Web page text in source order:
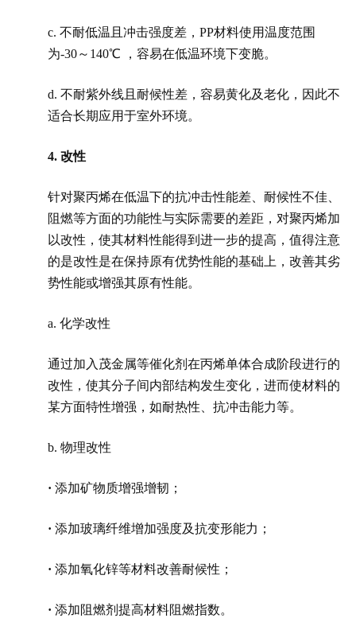
c. 不耐低温且冲击强度差，PP材料使用温度范围
为-30～140℃ ，容易在低温环境下变脆。
d. 不耐紫外线且耐候性差，容易黄化及老化，因此不
适合长期应用于室外环境。
4. 改性
针对聚丙烯在低温下的抗冲击性能差、耐候性不佳、
阻燃等方面的功能性与实际需要的差距，对聚丙烯加
以改性，使其材料性能得到进一步的提高，值得注意
的是改性是在保持原有优势性能的基础上，改善其劣
势性能或增强其原有性能。
a. 化学改性
通过加入茂金属等催化剂在丙烯单体合成阶段进行的
改性，使其分子间内部结构发生变化，进而使材料的
某方面特性增强，如耐热性、抗冲击能力等。
b. 物理改性
· 添加矿物质增强增韧；
· 添加玻璃纤维增加强度及抗变形能力；
· 添加氧化锌等材料改善耐候性；
· 添加阻燃剂提高材料阻燃指数。